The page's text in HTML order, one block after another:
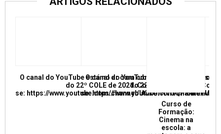
O canal do YouTube está no ar com conferências e mesas
do 22º COLE de 2021. Confira e inscreva
se: https://www.youtube.com/channel/
O canal do YouTube está no ar com
do 22º COLE de 2021.
se: https://www.youtube.com/channel/
Curso de
Formação:
Cinema na
escola: a